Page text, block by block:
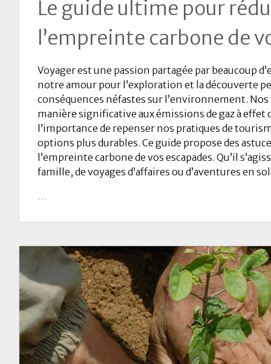
Le guide ultime pour
l’empreinte carbone de
Voyager est une passion partagée par beaucoup
notre amour pour l’exploration et la découverte
conséquences néfastes sur l’environnement.
manière significative aux émissions de gaz à effet
l’importance de repenser nos pratiques de
options plus durables. Ce guide propose des
l’empreinte carbone de vos escapades. Qu’il
famille, de voyages d’affaires ou d’aventures en
…